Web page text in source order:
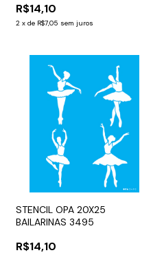
R$14,10
2 x de R$7,05 sem juros
STENCIL OPA 20X25
BAILARINAS 3495
R$14,10